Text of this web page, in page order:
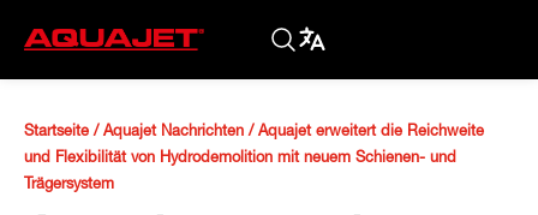
Startseite / Aquajet Nachrichten / Aquajet erweitert die Reichweite
und Flexibilität von Hydrodemolition mit neuem Schienen- und
Trägersystem